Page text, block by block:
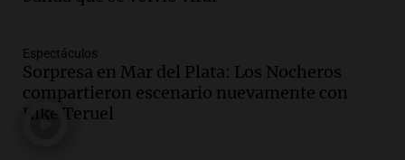
Episodios
Audio.Kicillof critica la desregulación
financiera y el aumento de la morosidad
Espectáculos
Sorpresa en Mar del Plata: Los Nocheros
compartieron escenario nuevamente con
Kike Teruel